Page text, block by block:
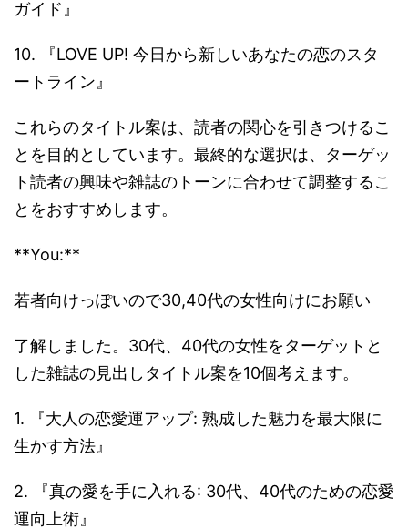
ガイド』
10. 『LOVE UP! 今日から新しいあなたの恋のスタ
ートライン』
これらのタイトル案は、読者の関心を引きつけるこ
とを目的としています。最終的な選択は、ターゲッ
ト読者の興味や雑誌のトーンに合わせて調整するこ
とをおすすめします。
**You:**
若者向けっぽいので30,40代の女性向けにお願い
了解しました。30代、40代の女性をターゲットと
した雑誌の見出しタイトル案を10個考えます。
1. 『大人の恋愛運アップ: 熟成した魅力を最大限に
生かす方法』
2. 『真の愛を手に入れる: 30代、40代のための恋愛
運向上術』